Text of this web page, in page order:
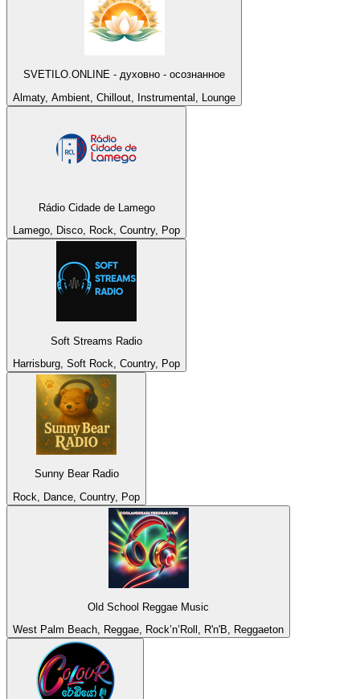
SVETILO.ONLINE - духовно - осознанное
Almaty, Ambient, Chillout, Instrumental, Lounge
Rádio Cidade de Lamego
Lamego, Disco, Rock, Country, Pop
Soft Streams Radio
Harrisburg, Soft Rock, Country, Pop
Sunny Bear Radio
Rock, Dance, Country, Pop
Old School Reggae Music
West Palm Beach, Reggae, Rock’n’Roll, R'n'B, Reggaeton